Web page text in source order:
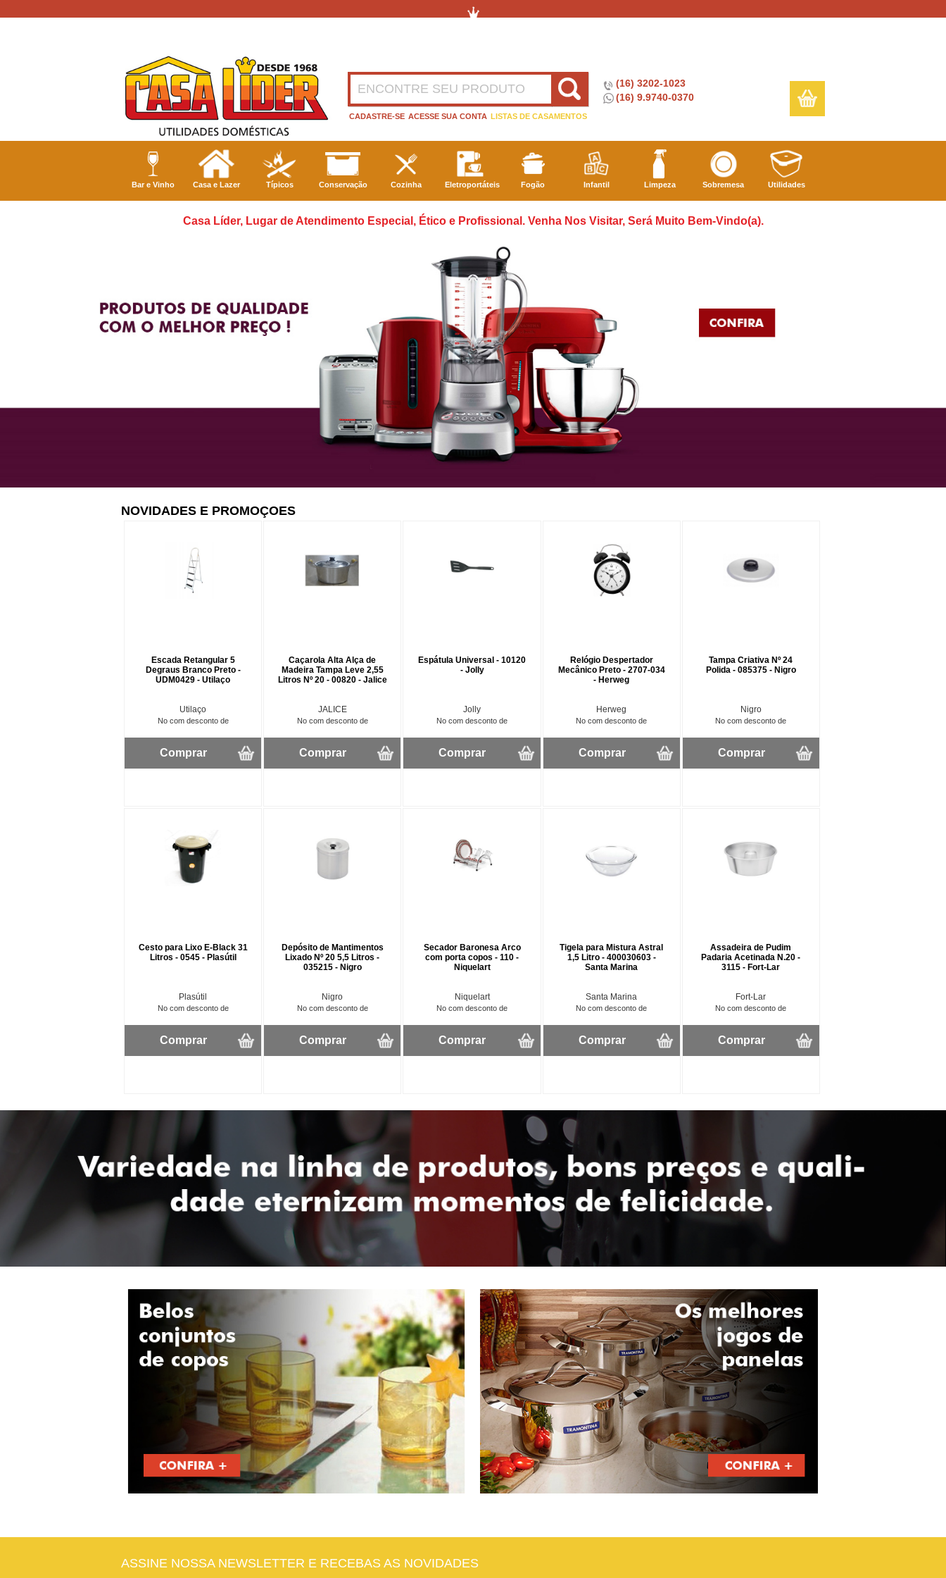
CADASTRE-SE ACESSE SUA CONTA LISTAS DE CASAMENTOS
(16) 3202-1023
(16) 9.9740-0370
Bar e Vinho Casa e Lazer Típicos Conservação Cozinha Eletroportáteis Fogão Infantil Limpeza Sobremesa Utilidades
Casa Líder, Lugar de Atendimento Especial, Ético e Profissional. Venha Nos Visitar, Será Muito Bem-Vindo(a).
NOVIDADES E PROMOÇOES
Escada Retangular 5
Degraus Branco Preto -
UDM0429 - Utilaço
Utilaço
No com desconto de
Comprar
Caçarola Alta Alça de
Madeira Tampa Leve 2,55
Litros Nº 20 - 00820 - Jalice
JALICE
No com desconto de
Comprar
Espátula Universal - 10120
- Jolly
Jolly
No com desconto de
Comprar
Relógio Despertador
Mecânico Preto - 2707-034
- Herweg
Herweg
No com desconto de
Comprar
Tampa Criativa Nº 24
Polida - 085375 - Nigro
Nigro
No com desconto de
Comprar
Cesto para Lixo E-Black 31
Litros - 0545 - Plasútil
Plasútil
No com desconto de
Comprar
Depósito de Mantimentos
Lixado Nº 20 5,5 Litros -
035215 - Nigro
Nigro
No com desconto de
Comprar
Secador Baronesa Arco
com porta copos - 110 -
Niquelart
Niquelart
No com desconto de
Comprar
Tigela para Mistura Astral
1,5 Litro - 400030603 -
Santa Marina
Santa Marina
No com desconto de
Comprar
Assadeira de Pudim
Padaria Acetinada N.20 -
3115 - Fort-Lar
Fort-Lar
No com desconto de
Comprar
ASSINE NOSSA NEWSLETTER E RECEBAS AS NOVIDADES